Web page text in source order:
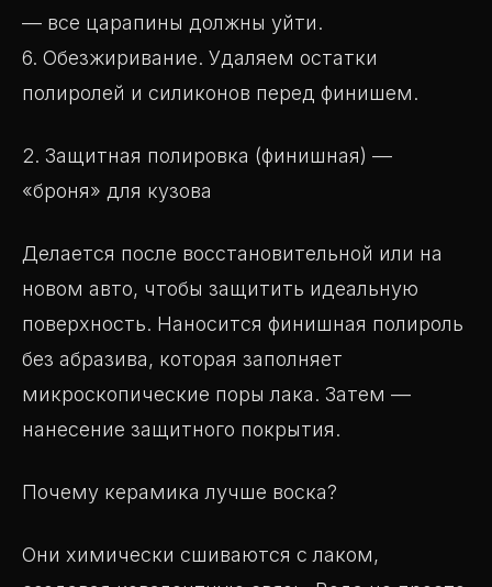
— все царапины должны уйти.
6. Обезжиривание. Удаляем остатки
полиролей и силиконов перед финишем.
2. Защитная полировка (финишная) —
«броня» для кузова
Делается после восстановительной или на
новом авто, чтобы защитить идеальную
поверхность. Наносится финишная полироль
без абразива, которая заполняет
микроскопические поры лака. Затем —
нанесение защитного покрытия.
Почему керамика лучше воска?
Они химически сшиваются с лаком,